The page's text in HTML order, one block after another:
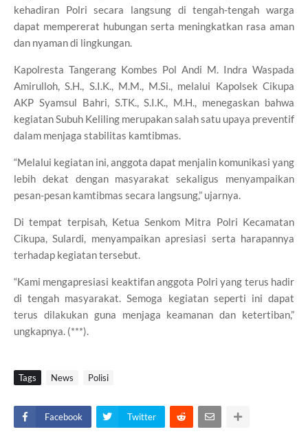
kehadiran Polri secara langsung di tengah-tengah warga
dapat mempererat hubungan serta meningkatkan rasa aman
dan nyaman di lingkungan.
Kapolresta Tangerang Kombes Pol Andi M. Indra Waspada
Amirulloh, S.H., S.I.K., M.M., M.Si., melalui Kapolsek Cikupa
AKP Syamsul Bahri, S.TK., S.I.K., M.H., menegaskan bahwa
kegiatan Subuh Keliling merupakan salah satu upaya preventif
dalam menjaga stabilitas kamtibmas.
“Melalui kegiatan ini, anggota dapat menjalin komunikasi yang
lebih dekat dengan masyarakat sekaligus menyampaikan
pesan-pesan kamtibmas secara langsung,” ujarnya.
Di tempat terpisah, Ketua Senkom Mitra Polri Kecamatan
Cikupa, Sulardi, menyampaikan apresiasi serta harapannya
terhadap kegiatan tersebut.
“Kami mengapresiasi keaktifan anggota Polri yang terus hadir
di tengah masyarakat. Semoga kegiatan seperti ini dapat
terus dilakukan guna menjaga keamanan dan ketertiban,”
ungkapnya. (***).
Tags News Polisi
Facebook Twitter